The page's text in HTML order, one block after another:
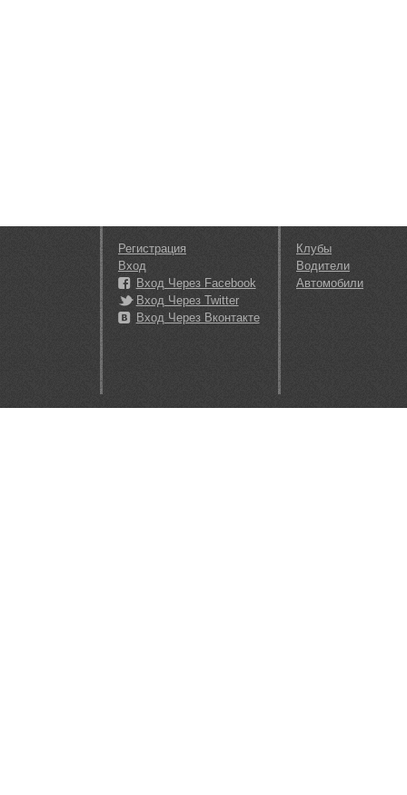
Регистрация
Вход
Вход Через Facebook
Вход Через Twitter
Вход Через Вконтакте
Клубы
Водители
Автомобили